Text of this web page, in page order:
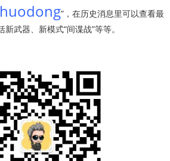
”，在历史消息里可以查看最
武器、新模式“间谍战”等等。